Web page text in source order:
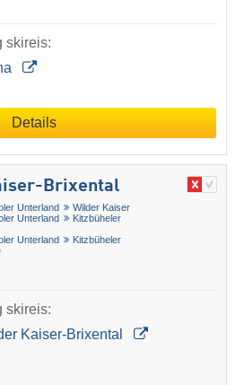
skireis:
Details
Brixental
Unterland
Wilder Kaiser
Unterland
Kitzbüheler
Unterland
Kitzbüheler
skireis:
Kaiser-Brixental